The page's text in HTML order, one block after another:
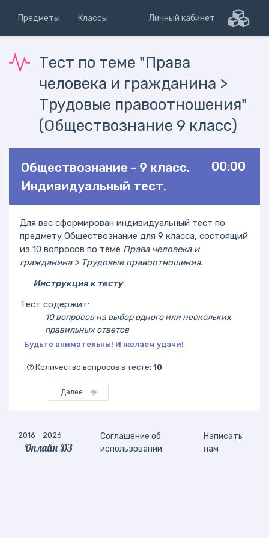
Предметы Классы Личный кабинет
Тест по теме "Права
человека и гражданина >
Трудовые правоотношения"
(Обществознание 9 класс)
00:00
Обществознание - 9 класс.
Индивидуальный тест.
Для вас сформирован индивидуальный тест по
предмету Обществознание для 9 класса, состоящий
из 10 вопросов по теме Права человека и
гражданина > Трудовые правоотношения.
Инструкция к тесту
Тест содержит:
10 вопросов на выбор одного или нескольких
правильных ответов
Будьте внимательны! И желаем удачи!
Количество вопросов в тесте: 10
Далее
2016 - 2026
Онлайн ДЗ
Соглашение об
использовании
Написать
нам